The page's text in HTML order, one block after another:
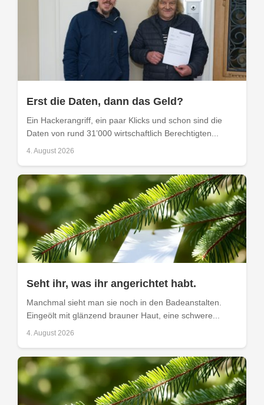
Erst die Daten, dann das Geld?
Ein Hackerangriff, ein paar Klicks und schon sind die
Daten von rund 31’000 wirtschaftlich Berechtigten...
4. August 2026
Seht ihr, was ihr angerichtet habt.
Manchmal sieht man sie noch in den Badeanstalten.
Eingeölt mit glänzend brauner Haut, eine schwere...
4. August 2026